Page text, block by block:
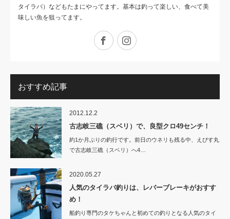
タイラバ）などもたまにやってます。基本は釣って楽しい、食べて美
味しい魚を狙ってます。
FacebookInstagram
おすすめ記事
2012.12.2
古志岐三礁（スベリ）で、良型クロ49センチ！
約1か月ぶりの釣行です。前日のウネリも残る中、えびす丸
で古志岐三礁（スベリ）へ4…
2020.05.27
人気のタイラバ釣りは、レバーブレーキがおすす
め！
船釣り専門のタケちゃんと初めての釣りとなる人気のタイ